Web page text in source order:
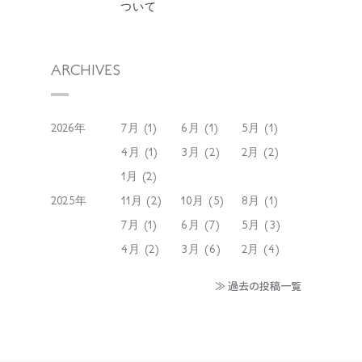
ついて
ARCHIVES
2026年 7月 (1) 6月 (1)
5月 (1)
4月 (1)
3月 (2)
2月 (2)
1月 (2)
2025年
11月 (2) 10月 (5)
8月 (1)
7月 (1)
6月 (7)
5月 (3)
4月 (2)
3月 (6) 2月 (4)
≫ 過去の投稿一覧